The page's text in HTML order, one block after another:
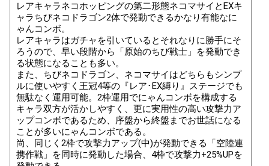
レアキャラネコホッピングの第二形態ネコマサイとEXキ
ャラちびネコドラゴン2体で発動できるかなり有能なに
ゃんコンボ。
レアキャラはガチャを引いているとそれなりに勝手にそ
ろうので、早い段階から「原始のちび戦士」を発動でき
る状態になることも多い。
また、ちびネコドラゴン、ネコマサイはどちらもシンプ
ルに使いやすく王冠4等の『レア･EX縛り』ステージでも
無駄なく運用可能。2枠運用でにゃんコンボを構成する
キャラ双方が活かしやすく、更に実用性の高い攻撃力ア
ップコンボであるため、序盤から終盤までお世話になる
ことが多いにゃんコンボである。
尚、同じく2枠で攻撃力アップ(中)が発動できる「空陸連
携作戦」を同時に発動した場合、4枠で攻撃力+25%UPを